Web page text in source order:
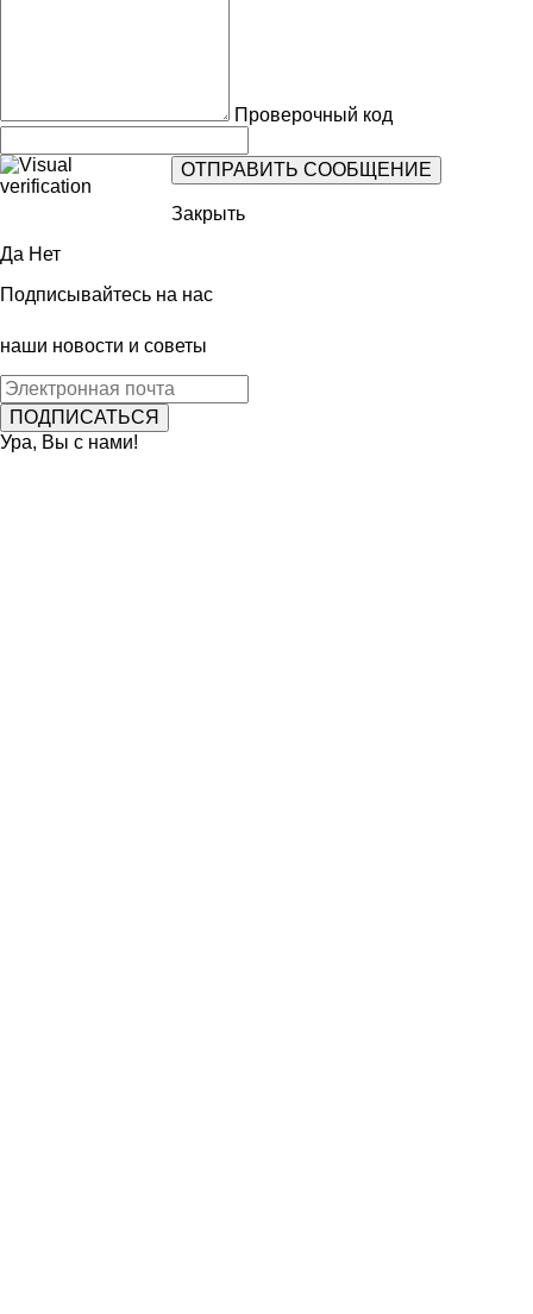
Проверочный код
Закрыть
Да Нет
Подписывайтесь на нас
наши новости и советы
Ура, Вы с нами!